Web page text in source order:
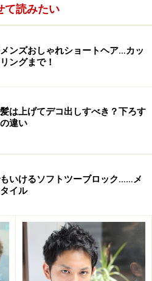
て読みたい
ンズおしゃれショートヘア…カッ
ングまで！
は上げてデコ出しすべき？下ろす
違い
いけるソフトツーブロック……メ
イル